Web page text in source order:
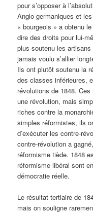
pour s’opposer à
Anglo-germaniques et
« bourgeois » a obtenu
dire des droits pour lui-
plus soutenu les
jamais voulu s’allier
Ils ont plutôt soutenu la
des classes inférieures,
révolutions de 1848.
une révolution, mais
riches contre la
simples réformistes, ils
d’exécuter les contre-
contre-révolution a
réformisme tiède. 1848
réformisme libéral sont
démocratie réelle.
Le résultat tertiaire de
mais on souligne